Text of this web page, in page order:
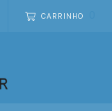
CARRINHO